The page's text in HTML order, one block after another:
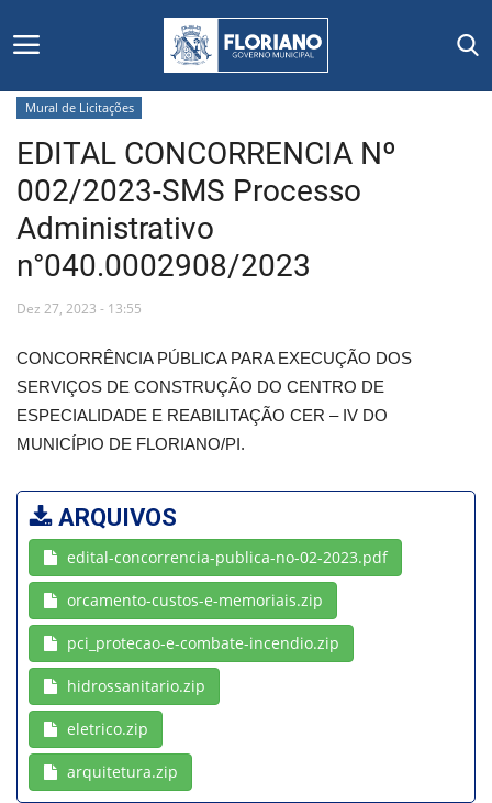
Início
Editais
Floriano
Secretarias e Órgãos
Notícias
Vídeos
Webmail
Contato
Mural de Licitações
EDITAL CONCORRENCIA Nº
002/2023-SMS Processo
Administrativo
n°040.0002908/2023
Dez 27, 2023 - 13:55
CONCORRÊNCIA PÚBLICA PARA EXECUÇÃO DOS
SERVIÇOS DE CONSTRUÇÃO DO CENTRO DE
ESPECIALIDADE E REABILITAÇÃO CER – IV DO
MUNICÍPIO DE FLORIANO/PI.
ARQUIVOS
edital-concorrencia-publica-no-02-2023.pdf
orcamento-custos-e-memoriais.zip
pci_protecao-e-combate-incendio.zip
hidrossanitario.zip
eletrico.zip
arquitetura.zip